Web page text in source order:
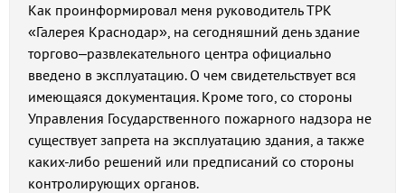
Как проинформировал меня руководитель ТРК
«Галерея Краснодар», на сегодняшний день здание
торгово–развлекательного центра официально
введено в эксплуатацию. О чем свидетельствует вся
имеющаяся документация. Кроме того, со стороны
Управления Государственного пожарного надзора не
существует запрета на эксплуатацию здания, а также
каких-либо решений или предписаний со стороны
контролирующих органов.